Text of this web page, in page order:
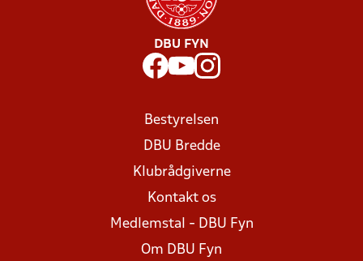
DBU FYN
Bestyrelsen
DBU Bredde
Klubrådgiverne
Kontakt os
Medlemstal - DBU Fyn
Om DBU Fyn